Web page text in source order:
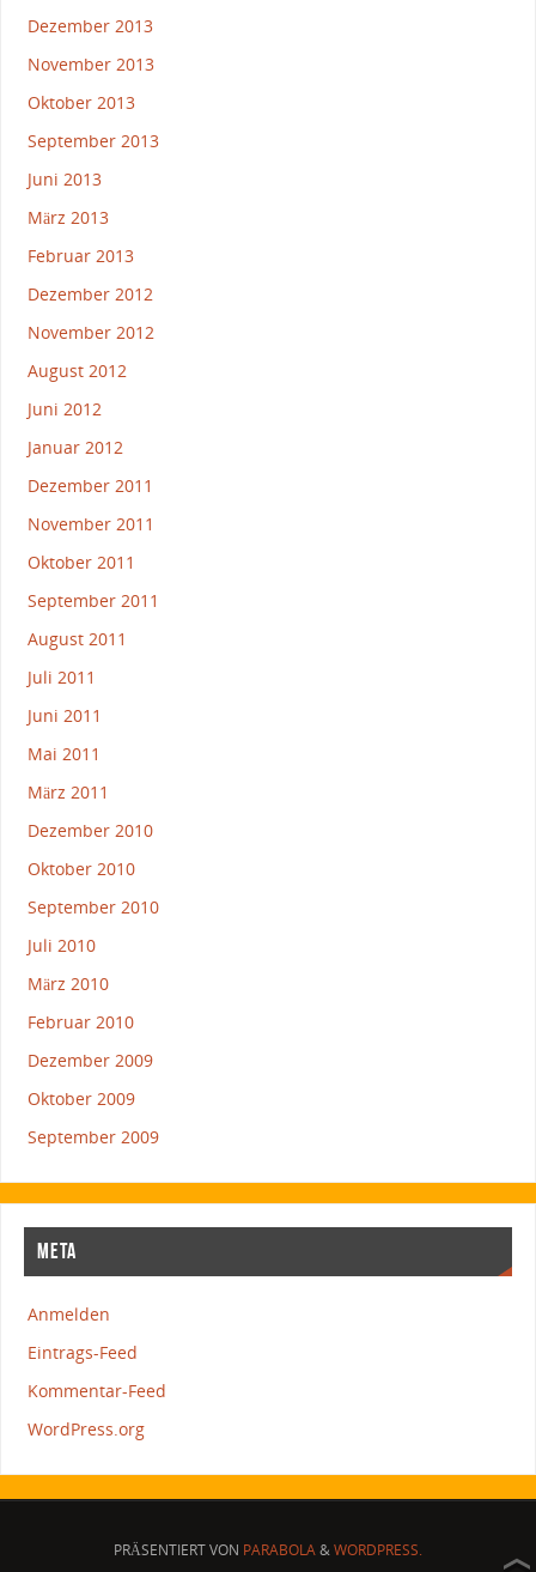
Dezember 2013
November 2013
Oktober 2013
September 2013
Juni 2013
März 2013
Februar 2013
Dezember 2012
November 2012
August 2012
Juni 2012
Januar 2012
Dezember 2011
November 2011
Oktober 2011
September 2011
August 2011
Juli 2011
Juni 2011
Mai 2011
März 2011
Dezember 2010
Oktober 2010
September 2010
Juli 2010
März 2010
Februar 2010
Dezember 2009
Oktober 2009
September 2009
META
Anmelden
Eintrags-Feed
Kommentar-Feed
WordPress.org
PRÄSENTIERT VON PARABOLA&WORDPRESS.